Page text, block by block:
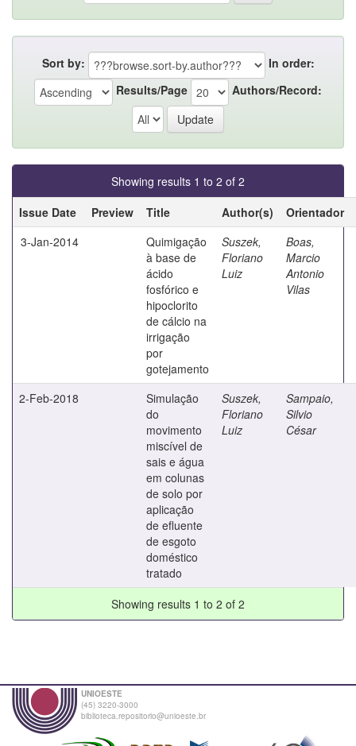
Sort by:
In order:
Results/Page
Authors/Record:
Showing results 1 to 2 of 2
Issue Date
Preview Title Author(s)
Orientador
3-Jan-2014
Quimigação
à base de
ácido
fosfórico e
hipoclorito
de cálcio na
irrigação
por
gotejamento
Suszek,
Floriano
Luiz
Boas,
Marcio
Antonio
Vilas
2-Feb-2018
Simulação
do
movimento
miscível de
sais e água
em colunas
de solo por
aplicação
de efluente
de esgoto
doméstico
tratado
Suszek,
Floriano
Luiz
Sampaio,
Silvio
César
Showing results 1 to 2 of 2
UNIOESTE
(45) 3220-3000
biblioteca.repositorio@unioeste.br